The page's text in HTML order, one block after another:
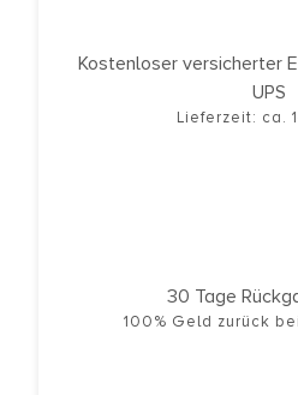
Kostenloser versicherter
UPS
Lieferzeit: ca.
30 Tage
100% Geld zurück